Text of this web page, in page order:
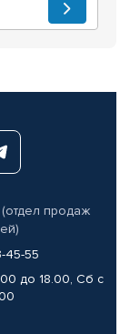
продаж
45-55
до 18.00, Сб с